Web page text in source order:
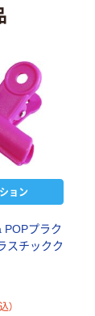
ョン
POPプラク
スチックク
）